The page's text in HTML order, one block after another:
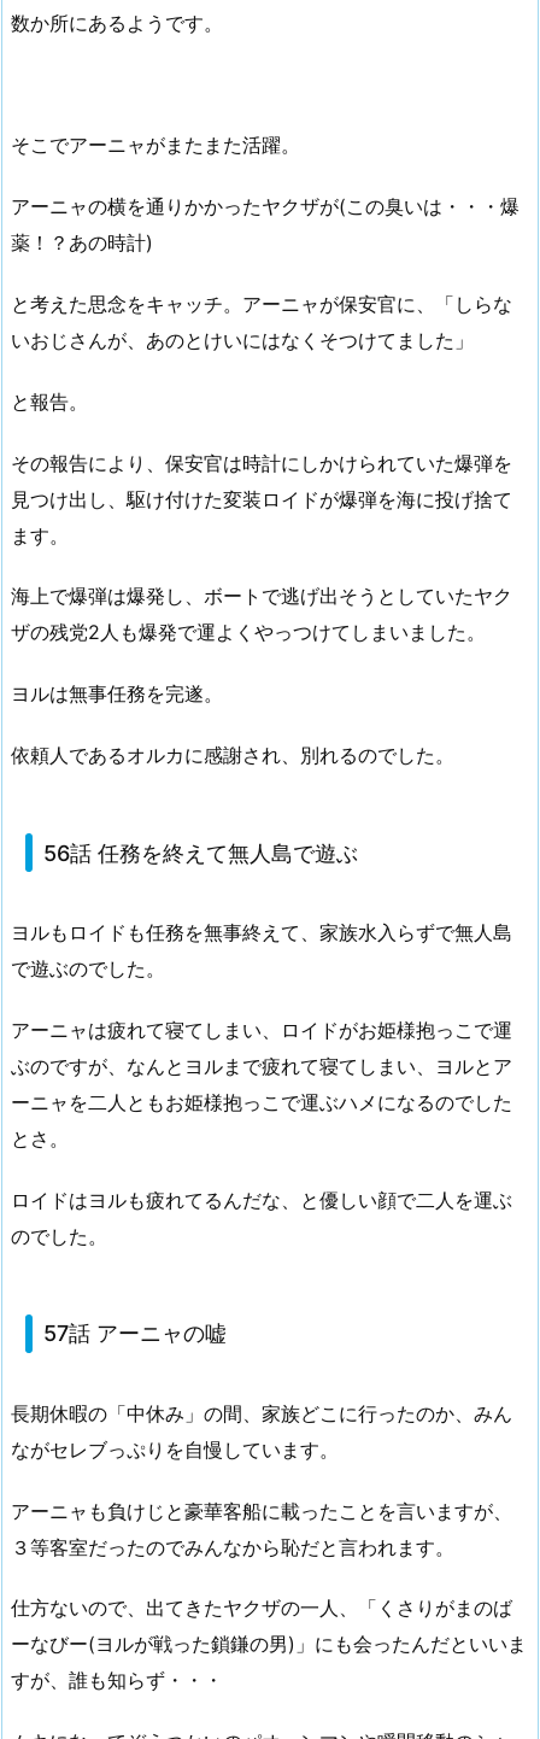
数か所にあるようです。
そこでアーニャがまたまた活躍。
アーニャの横を通りかかったヤクザが(この臭いは・・・爆
薬！？あの時計)
と考えた思念をキャッチ。アーニャが保安官に、「しらな
いおじさんが、あのとけいにはなくそつけてました」
と報告。
その報告により、保安官は時計にしかけられていた爆弾を
見つけ出し、駆け付けた変装ロイドが爆弾を海に投げ捨て
ます。
海上で爆弾は爆発し、ボートで逃げ出そうとしていたヤク
ザの残党2人も爆発で運よくやっつけてしまいました。
ヨルは無事任務を完遂。
依頼人であるオルカに感謝され、別れるのでした。
56話 任務を終えて無人島で遊ぶ
ヨルもロイドも任務を無事終えて、家族水入らずで無人島
で遊ぶのでした。
アーニャは疲れて寝てしまい、ロイドがお姫様抱っこで運
ぶのですが、なんとヨルまで疲れて寝てしまい、ヨルとア
ーニャを二人ともお姫様抱っこで運ぶハメになるのでした
とさ。
ロイドはヨルも疲れてるんだな、と優しい顔で二人を運ぶ
のでした。
57話 アーニャの嘘
長期休暇の「中休み」の間、家族どこに行ったのか、みん
ながセレブっぷりを自慢しています。
アーニャも負けじと豪華客船に載ったことを言いますが、
３等客室だったのでみんなから恥だと言われます。
仕方ないので、出てきたヤクザの一人、「くさりがまのば
ーなびー(ヨルが戦った鎖鎌の男)」にも会ったんだといいま
すが、誰も知らず・・・